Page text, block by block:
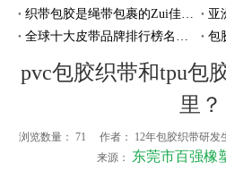
织带包胶是绳带包裹的Zui佳材料吗？
全球十大皮带品牌排行榜名单,哪家厂商的皮带好？！
包
pvc包胶织带和tpu包
里？
浏览数量： 71 作者： 12年包胶织带研发
来源： 东莞市百强橡